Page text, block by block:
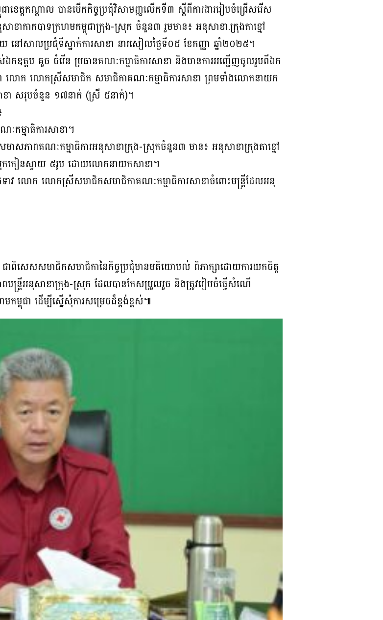
េត្តកណ្តាល បានបើកកិច្ចប្រជុំវិសាមញ្ញលើកទី៣ ស្ដីពីការងាររៀបចំជ្រើសរើស
ាកាកបាទក្រហមកម្ពុជាក្រុង-ស្រុក ចំនួន៣ រួមមាន៖ អនុសាខា.ក្រុងតាខ្មៅ
ៅសាលប្រជុំទីស្នាក់ការសាខា នារសៀលថ្ងៃទី០៥ ខែកញ្ញា ឆ្នាំ២០២៥។
ស់ឯកឧត្តម គួច ចំរើន ប្រធានគណៈកម្មាធិការសាខា និងមានការអញ្ជើញចូលរួមពីឯក
ា លោក លោកស្រីសមាជិក សមាជិកាគណៈកម្មាធិការសាខា ព្រមទាំងលោកនាយក
ាខា សរុបចំនួន ១៧នាក់ (ស្រី ៥នាក់)។
កម្មាធិការសាខា។
មាសភាពគណៈកម្មាធិការអនុសាខាក្រុង-ស្រុកចំនួន៣ មាន៖ អនុសាខាក្រុងតាខ្មៅ
កៀនស្វាយ ៥រូប ដោយលោកនាយកសាខា។
ាវ លោក លោកស្រីសមាជិកសមាជិកាគណៈកម្មាធិការសាខាចំពោះមន្ត្រីដែលអនុ
ជាពិសេសសមាជិកសមាជិកានៃកិច្ចប្រជុំមានមតិយោបល់ ពិភាក្សាដោយការយកចិត្ត
មន្ត្រីអនុសាខាក្រុង-ស្រុក ដែលបានកែសម្រួលរួច និងត្រូវរៀបចំធ្វើសំណើ
កម្ពុជា ដើម្បីស្នើសុំការសម្រេចដ៏ខ្ពង់ខ្ពស់៕